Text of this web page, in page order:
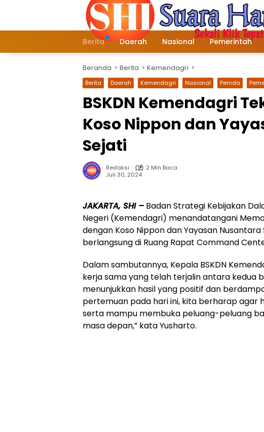
Berita Daerah Nasional Pemerintah
Beranda Berita Kemendagri
Berita Daerah Kemendagri Nasional Pemda
BSKDN Kemendagri
Koso Nippon dan
Sejati
Redaksi
2 Min Baca
Juli 30, 2024
JAKARTA, SHI – Badan Strategi Kebijakan
Negeri (Kemendagri) menandatangani
dengan Koso Nippon dan Yayasan
berlangsung di Ruang Rapat Command
Dalam sambutannya, Kepala BSKDN
kerja sama yang telah terjalin antara kedua
menunjukkan hasil yang positif dan
pertemuan pada hari ini, kita berharap agar
serta mampu membuka peluang-peluang
masa depan,” kata Yusharto.